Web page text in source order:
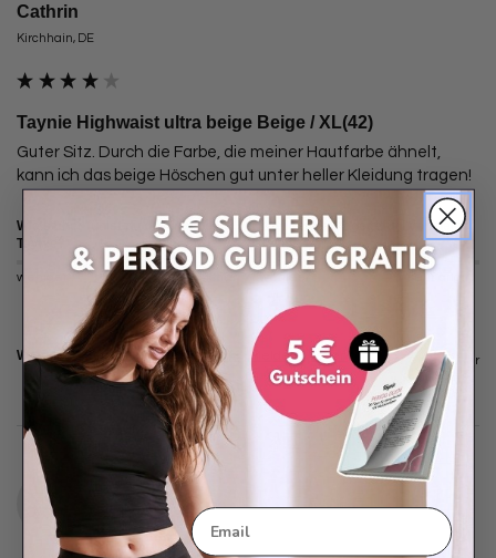
Cathrin
Kirchhain, DE
Taynie Highwaist ultra beige Beige / XL(42)
Guter Sitz. Durch die Farbe, die meiner Hautfarbe ähnelt,
kann ich das beige Höschen gut unter heller Kleidung tragen!
Wie sicher fühlst du dich mit deiner
Taynie?
weniger sicher sehr sicher
Wie ist das Tragegefühl von deiner
Taynie?
War diese Bewertung hilfreich? Melden Teilen vor einem Jahr
V
Email